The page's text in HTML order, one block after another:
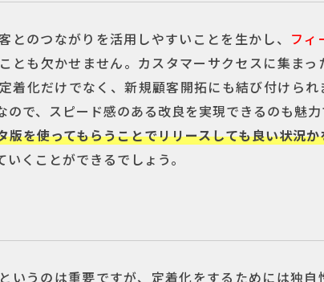
とのつながりを活用しやすいことを生かし、 フィ
ことも欠かせません。カスタマーサクセスに集ま
着化だけでなく、新規顧客開拓にも結び付けら
ので、スピード感のある改良を実現できるのも魅
版を使ってもらうことでリリースしても良い状況
くことができるでしょう。
いうのは重要ですが、定着化をするためには独